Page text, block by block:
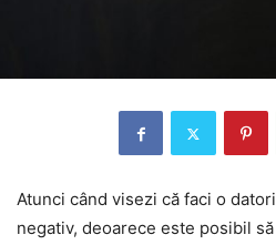
Atunci când visezi că faci o
negativ, deoarece este posibil